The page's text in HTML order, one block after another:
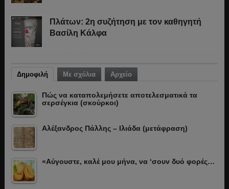
Πλάτων: 2η συζήτηση με τον καθηγητή
Βασίλη Κάλφα
Δημοφιλή Με σχόλια Αρχείο
Πώς να καταπολεμήσετε αποτελεσματικά τα
σερσέγκια (σκούρκοι)
Αλέξανδρος Πάλλης – Ιλιάδα (μετάφραση)
«Αύγουστε, καλέ μου μήνα, να ‘σουν δυό φορές…